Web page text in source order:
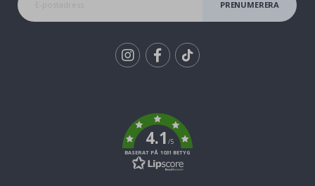
PRENUMERERA
4.1/5
BASERAT PÅ 1031 BETYG